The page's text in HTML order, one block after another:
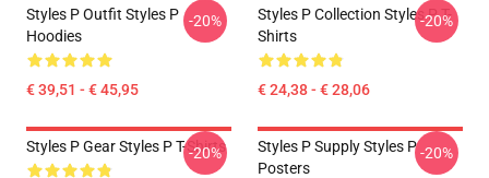
Styles P Outfit Styles P
Hoodies
€ 39,51 - € 45,95
-20%
Styles P Collection Styles P T-
Shirts
€ 24,38 - € 28,06
-20%
Styles P Gear Styles P T-Shirts
-20%
Styles P Supply Styles P
Posters
-20%